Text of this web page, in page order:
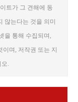
트가 그 견해에 동
않는다는 것을 의미
을 통해 수집되며,
며, 저작권 또는 지
.